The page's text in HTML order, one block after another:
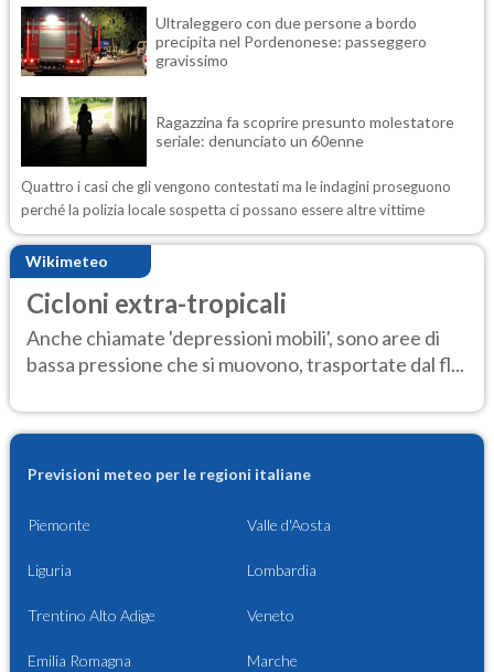
Ultraleggero con due persone a bordo
precipita nel Pordenonese: passeggero
gravissimo
Ragazzina fa scoprire presunto molestatore
seriale: denunciato un 60enne
Quattro i casi che gli vengono contestati ma le indagini proseguono
perché la polizia locale sospetta ci possano essere altre vittime
Wikimeteo
Cicloni extra-tropicali
Anche chiamate 'depressioni mobili', sono aree di
bassa pressione che si muovono, trasportate dal fl...
Previsioni meteo per le regioni italiane
Piemonte Valle d'Aosta
Liguria Lombardia
Trentino Alto Adige Veneto
Emilia Romagna Marche